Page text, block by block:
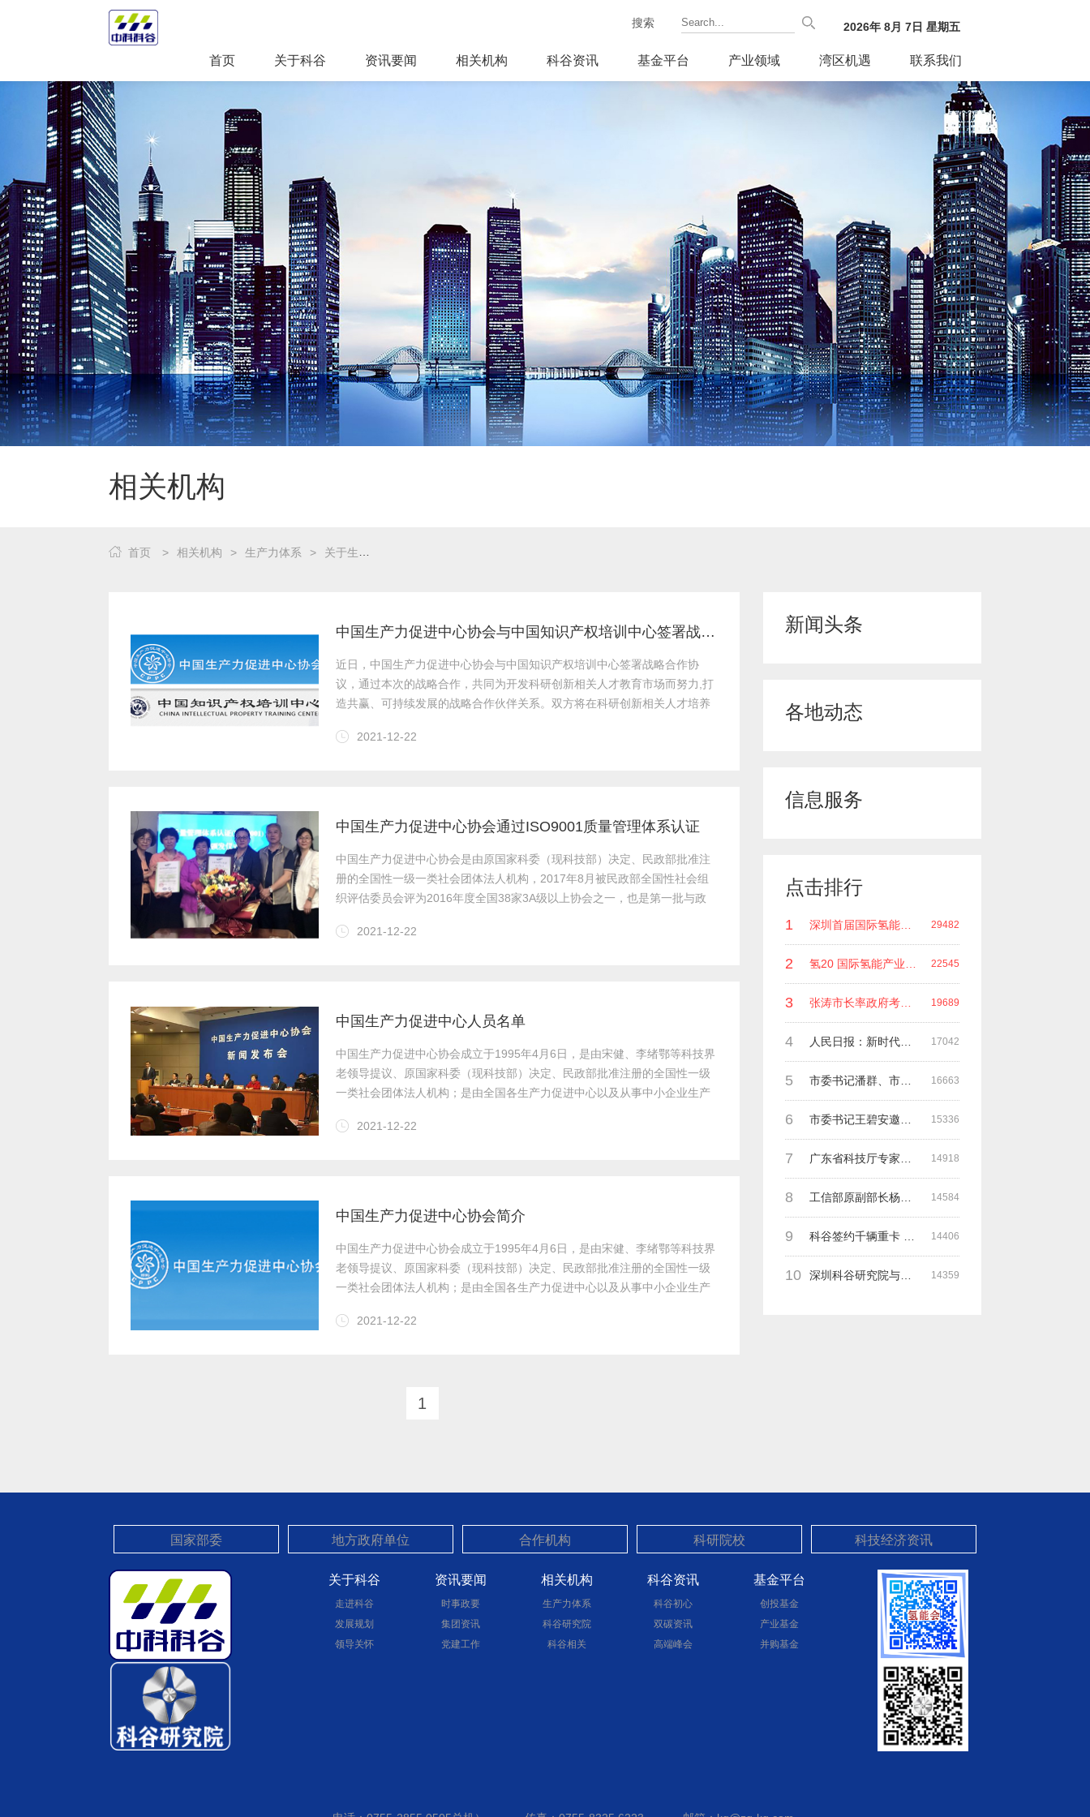
搜索 2026年 8月 7日 星期五
首页 关于科谷 资讯要闻 相关机构 科谷资讯 基金平台 产业领域 湾区机遇 联系我们
相关机构
首页 > 相关机构 > 生产力体系 > 关于生产力
中国生产力促进中心协会与中国知识产权培训中心签署战略合作协议
教育培训标准。
2021-12-22
中国生产力促进中心协会通过ISO9001质量管理体系认证
2021-12-22
中国生产力促进中心人员名单
织。2021-12-22
中国生产力促进中心协会简介
织。2021-12-22
1
新闻头条
各地动态
信息服务
点击排行
1 深圳首届国际氢能领袖峰会 深圳科谷研究院发起主办 在深能源集团成功召开 会上相关单位 研发机构 龙头企业等签约合作 29482
2 22545
3 张涛市长率政府考察团莅临深圳科谷集团指导工作 19689
4 人民日报：新时代中国能源在高质量发展道路上奋勇前进 17042
5 市委书记潘群、市政府副市长张荣海一行莅临考察指导工作 16663
6 15336
7 14918
8 14584
9 14406
10 深圳科谷研究院与德国魏玛包豪斯大学交流研讨会 14359
关于科谷
走进科谷
发展规划
领导关怀
资讯要闻
时事政要
集团资讯
党建工作
相关机构
生产力体系
科谷研究院
科谷相关
科谷资讯
科谷初心
双碳资讯
高端峰会
基金平台
创投基金
产业基金
并购基金